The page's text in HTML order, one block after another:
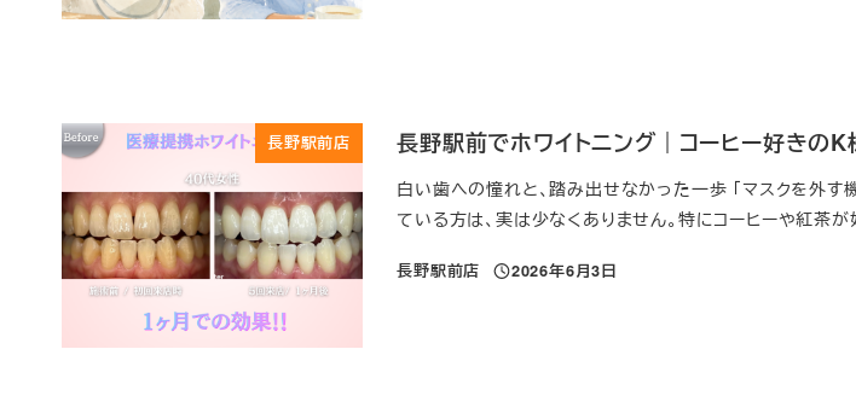
長野駅前店 長野駅前でホワイトニング｜コーヒー好きの
白い歯への憧れと、踏み出せなかった一歩 「マスクを外
ている方は、実は少なくありません。特にコーヒーや紅茶
長野駅前店
投稿日
2026年6月3日